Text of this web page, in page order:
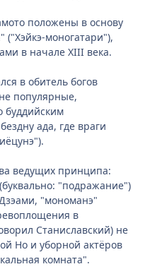
положены в основу
("Хэйкэ-моногатари"),
в начале XIII века.
в обитель богов
популярные,
буддийским
ада, где враги
ведущих принципа:
"подражание")
"мономанэ"
в
Станиславский) не
Но и уборной актёров
комната".